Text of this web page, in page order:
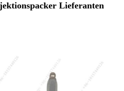
Lieferanten